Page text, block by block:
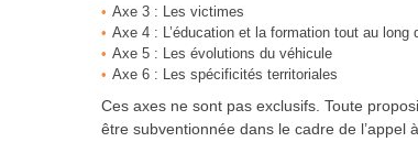
Axe 3 : Les victimes
Axe 4 : L’éducation et la formation tout au long
Axe 5 : Les évolutions du véhicule
Axe 6 : Les spécificités territoriales
Ces axes ne sont pas exclusifs. Toute
être subventionnée dans le cadre de l’appel